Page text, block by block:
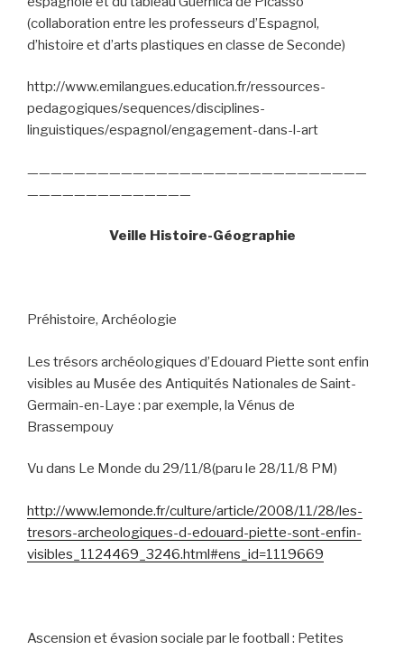
(collaboration entre les professeurs d’Espagnol,
d’histoire et d’arts plastiques en classe de Seconde)
http://www.emilangues.education.fr/ressources-
pedagogiques/sequences/disciplines-
linguistiques/espagnol/engagement-dans-l-art
—————————————————————————————
——————————————
Veille Histoire-Géographie
Préhistoire, Archéologie
Les trésors archéologiques d’Edouard Piette sont enfin
visibles au Musée des Antiquités Nationales de Saint-
Germain-en-Laye : par exemple, la Vénus de
Brassempouy
Vu dans Le Monde du 29/11/8(paru le 28/11/8 PM)
http://www.lemonde.fr/culture/article/2008/11/28/les-
tresors-archeologiques-d-edouard-piette-sont-enfin-
visibles_1124469_3246.html#ens_id=1119669
Ascension et évasion sociale par le football : Petites